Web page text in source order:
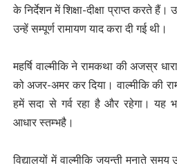
के निर्देशन में शिक्षा-दीक्षा प्राप्त करते हैं।
उन्हें सम्पूर्ण रामायण याद करा दी गई थी।
महर्षि वाल्मीकि ने रामकथा की अजस्र
को अजर-अमर कर दिया। वाल्मीकि की
हमें सदा से गर्व रहा है और रहेगा। यह
आधार स्तम्भहै।
विद्यालयों में वाल्मीकि जयन्ती मनाते